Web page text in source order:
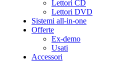
Lettori CD
Lettori DVD
Sistemi all-in-one
Offerte
Ex-demo
Usati
Accessori